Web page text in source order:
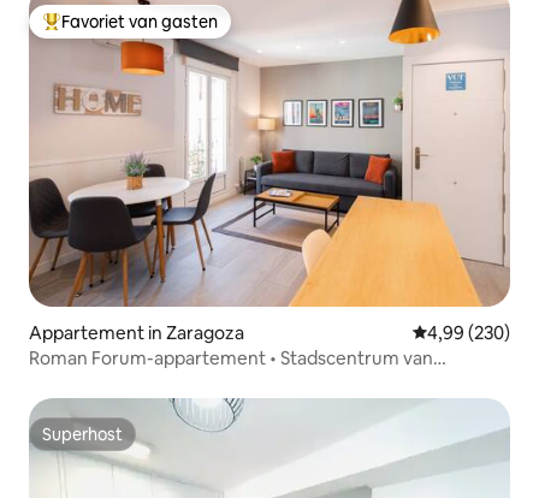
Topfavoriet van gasten
Favoriet van gasten
Appartement in Zaragoza Gemiddelde
4,99 (230)
Roman Forum-appartement • Stadscentrum van
Superhost
Superhost